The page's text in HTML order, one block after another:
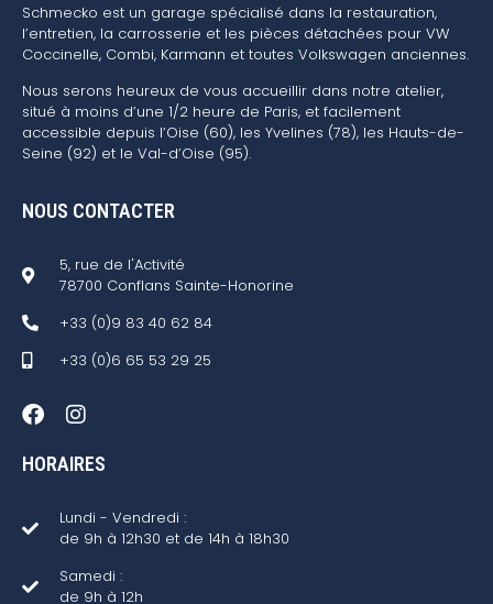
Schmecko est un garage spécialisé dans la restauration,
l’entretien, la carrosserie et les pièces détachées pour VW
Coccinelle, Combi, Karmann et toutes Volkswagen anciennes.
Nous serons heureux de vous accueillir dans notre atelier,
situé à moins d’une 1/2 heure de Paris, et facilement
accessible depuis l’Oise (60), les Yvelines (78), les Hauts-de-
Seine (92) et le Val-d’Oise (95).
NOUS CONTACTER
5, rue de l'Activité
78700 Conflans Sainte-Honorine
+33 (0)9 83 40 62 84
+33 (0)6 65 53 29 25
HORAIRES
Lundi - Vendredi :
de 9h à 12h30 et de 14h à 18h30
Samedi :
de 9h à 12h